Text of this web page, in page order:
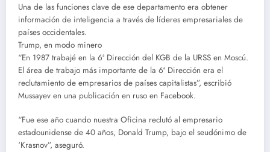
Una de las funciones clave de ese departamento era obtener
información de inteligencia a través de líderes empresariales de
países occidentales.
Trump, en modo minero
“En 1987 trabajé en la 6ª Dirección del KGB de la URSS en Moscú.
El área de trabajo más importante de la 6ª Dirección era el
reclutamiento de empresarios de países capitalistas”, escribió
Mussayev en una publicación en ruso en Facebook.
“Fue ese año cuando nuestra Oficina reclutó al empresario
estadounidense de 40 años, Donald Trump, bajo el seudónimo de
‘Krasnov”, aseguró.